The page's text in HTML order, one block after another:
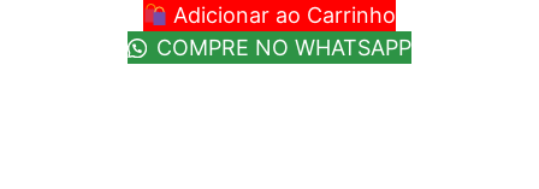
Adicionar ao Carrinho
COMPRE NO WHATSAPP